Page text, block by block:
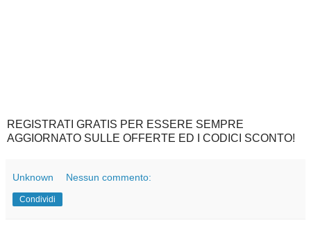
REGISTRATI GRATIS PER ESSERE SEMPRE
AGGIORNATO SULLE OFFERTE ED I CODICI SCONTO!
Unknown Nessun commento:
Condividi